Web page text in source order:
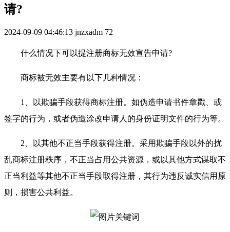
请?
2024-09-09 04:46:13 jnzxadm 72
什么情况下可以提注册商标无效宣告申请?
商标被无效主要有以下几种情况：
1、以欺骗手段获得商标注册。如伪造申请书件章戳、或
签字的行为，或者伪造涂改申请人的身份证明文件的行为等。
2、以其他不正当手段获得注册。采用欺骗手段以外的扰
乱商标注册秩序，不正当占用公共资源，或以其他方式谋取不
正当利益等其他不正当手段取得注册，其行为违反诚实信用原
则，损害公共利益。